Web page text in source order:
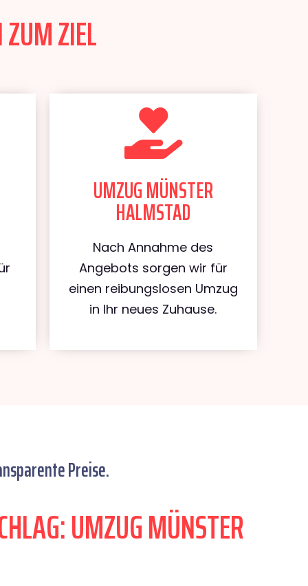
ZIEL
UMZUG MÜNSTER
HALMSTAD
Nach Annahme des
Angebots sorgen wir für
einen reibungslosen Umzug
in Ihr neues Zuhause.
Preise.
UMZUG MÜNSTER